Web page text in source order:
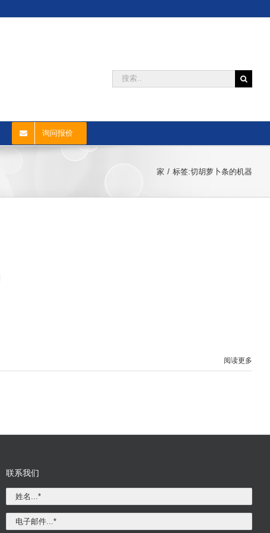
询问报价
家 标签:切胡萝卜条的机器
阅读更多
联系我们